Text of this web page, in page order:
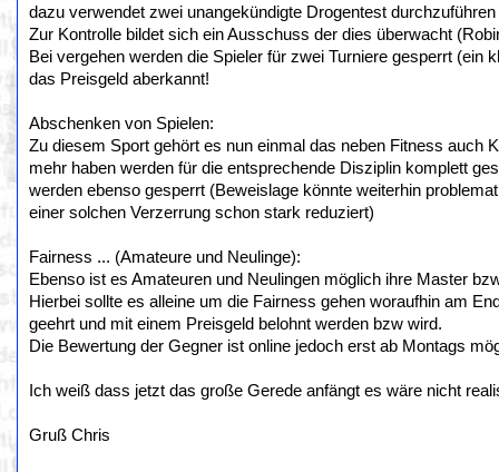
dazu verwendet zwei unangekündigte Drogentest
Zur Kontrolle bildet sich ein Ausschuss der dies überwacht
Bei vergehen werden die Spieler für zwei Turniere gesperrt
das Preisgeld aberkannt!
Abschenken von Spielen:
Zu diesem Sport gehört es nun einmal das neben Fitness auch
mehr haben werden für die entsprechende Disziplin komplett
werden ebenso gesperrt (Beweislage könnte weiterhin
einer solchen Verzerrung schon stark reduziert)
Fairness ... (Amateure und Neulinge):
Ebenso ist es Amateuren und Neulingen möglich ihre Master
Hierbei sollte es alleine um die Fairness gehen woraufhin am
geehrt und mit einem Preisgeld belohnt werden bzw wird.
Die Bewertung der Gegner ist online jedoch erst ab Montags
Ich weiß dass jetzt das große Gerede anfängt es wäre nicht
Gruß Chris